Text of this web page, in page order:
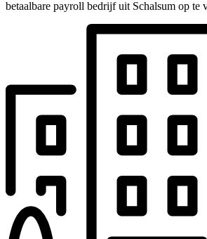
betaalbare payroll bedrijf uit Schalsum op te